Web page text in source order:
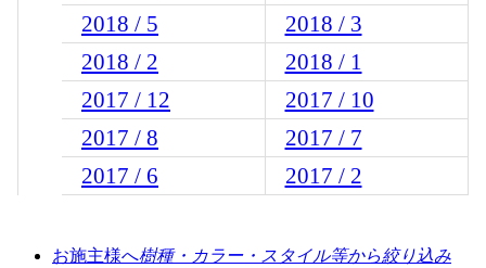
2018 / 5
2018 / 3
2018 / 2
2018 / 1
2017 / 12
2017 / 10
2017 / 8
2017 / 7
2017 / 6
2017 / 2
お施主様へ樹種・カラー・スタイル等から絞り込み